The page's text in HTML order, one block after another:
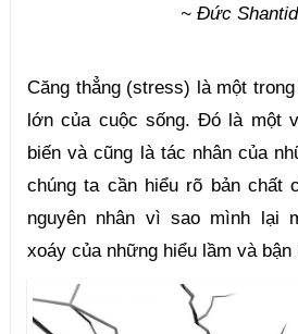
~ Đức
Căng thẳng (stress) là một
lớn của cuộc sống. Đó là một
biến và cũng là tác nhân của
chúng ta cần hiểu rõ bản chất
nguyên nhân vì sao mình lại
xoáy của những hiểu lầm và bận